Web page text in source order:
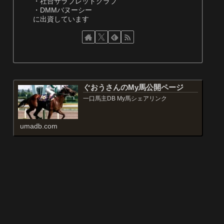
・DMMバヌーシー
に出資しています
ぐおうさんのMy馬公開ページ
一口馬主DB My馬シェアリンク
umadb.com